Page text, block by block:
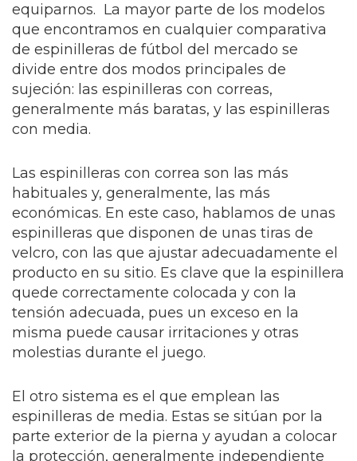
equiparnos. La mayor parte de los modelos
que encontramos en cualquier comparativa
de espinilleras de fútbol del mercado se
divide entre dos modos principales de
sujeción: las espinilleras con correas,
generalmente más baratas, y las espinilleras
con media.
Las espinilleras con correa son las más
habituales y, generalmente, las más
económicas. En este caso, hablamos de unas
espinilleras que disponen de unas tiras de
velcro, con las que ajustar adecuadamente el
producto en su sitio. Es clave que la espinillera
quede correctamente colocada y con la
tensión adecuada, pues un exceso en la
misma puede causar irritaciones y otras
molestias durante el juego.
El otro sistema es el que emplean las
espinilleras de media. Estas se sitúan por la
parte exterior de la pierna y ayudan a colocar
la protección, generalmente independiente